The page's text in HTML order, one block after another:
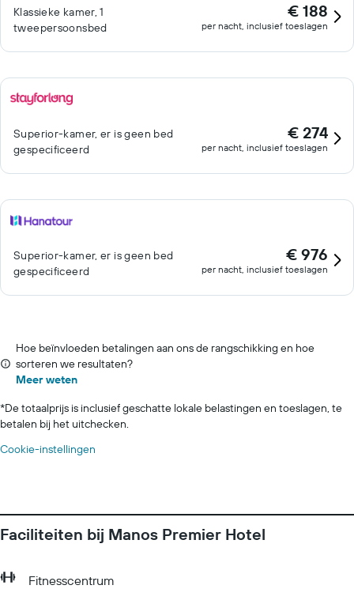
Klassieke kamer, 1
tweepersoonsbed
€ 188
per nacht, inclusief toeslagen
Superior-kamer, er is geen bed
gespecificeerd
€ 274
per nacht, inclusief toeslagen
Superior-kamer, er is geen bed
gespecificeerd
€ 976
per nacht, inclusief toeslagen
Hoe beïnvloeden betalingen aan ons de rangschikking en hoe
sorteren we resultaten?
Meer weten
*De totaalprijs is inclusief geschatte lokale belastingen en toeslagen, te
betalen bij het uitchecken.
Cookie-instellingen
Faciliteiten bij Manos Premier Hotel
Fitnesscentrum